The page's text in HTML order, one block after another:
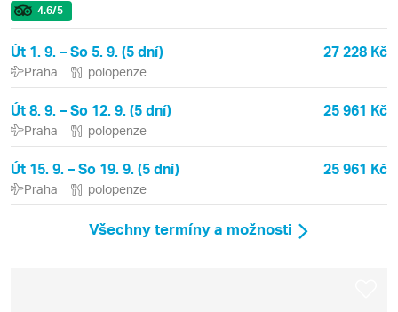
4.6/5
Út 1. 9. – So 5. 9. (5 dní) 27 228 Kč
Praha polopenze
Út 8. 9. – So 12. 9. (5 dní) 25 961 Kč
Praha polopenze
Út 15. 9. – So 19. 9. (5 dní) 25 961 Kč
Praha polopenze
Všechny termíny a možnosti